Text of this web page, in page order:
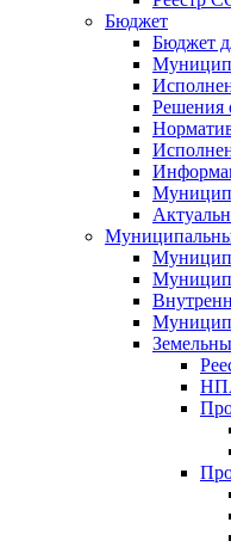
Бюджет
Бюджет
Решения